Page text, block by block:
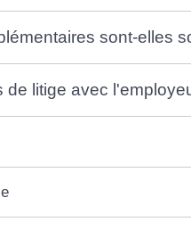
sont-elles
de litige avec